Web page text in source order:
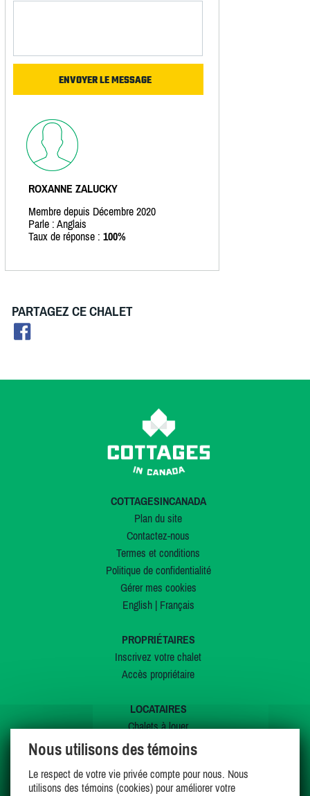
ROXANNE ZALUCKY
Membre depuis Décembre 2020
Parle : Anglais
Taux de réponse : 100%
PARTAGEZ CE CHALET
COTTAGESINCANADA
Plan du site
Contactez-nous
Termes et conditions
Politique de confidentialité
Gérer mes cookies
English| Français
PROPRIÉTAIRES
Inscrivez votre chalet
Accès propriétaire
LOCATAIRES
Chalets à louer
Chalets à vendre
Offres spéciales
Nous utilisons des témoins
Le respect de votre vie privée compte pour nous. Nous
utilisons des témoins (cookies) pour améliorer votre